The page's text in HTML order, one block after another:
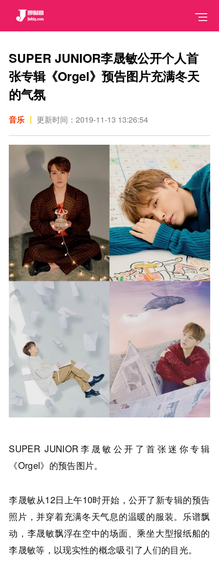
SUPER JUNIOR李晟敏公开个人首
张专辑《Orgel》预告图片充满冬天
的气氛
音乐 更新时间：2019-11-13 13:26:54
SUPER JUNIOR李晟敏公开了首张迷你专辑
《Orgel》的预告图片。
李晟敏从12日上午10时开始，公开了新专辑的预告
照片，并穿着充满冬天气息的温暖的服装。乐谱飘
动，李晟敏飘浮在空中的场面、乘坐大型报纸船的
李晟敏等，以现实性的概念吸引了人们的目光。